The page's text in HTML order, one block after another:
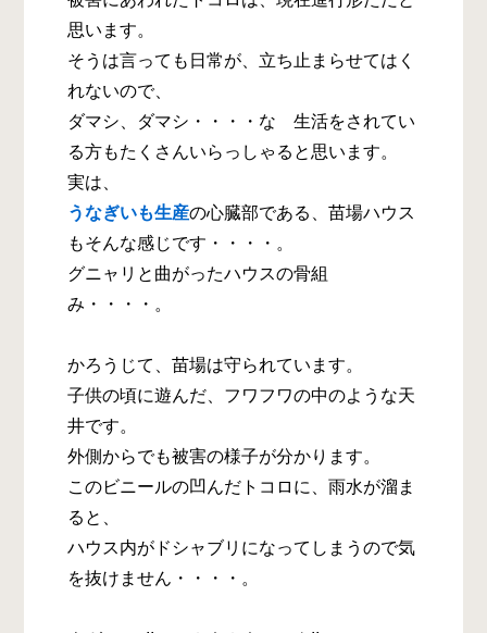
思います。
そうは言っても日常が、立ち止まらせてはく
れないので、
ダマシ、ダマシ・・・・な 生活をされてい
る方もたくさんいらっしゃると思います。
実は、
うなぎいも生産の心臓部である、苗場ハウス
もそんな感じです・・・・。
グニャリと曲がったハウスの骨組
み・・・・。
かろうじて、苗場は守られています。
子供の頃に遊んだ、フワフワの中のような天
井です。
外側からでも被害の様子が分かります。
このビニールの凹んだトコロに、雨水が溜ま
ると、
ハウス内がドシャブリになってしまうので気
を抜けません・・・・。